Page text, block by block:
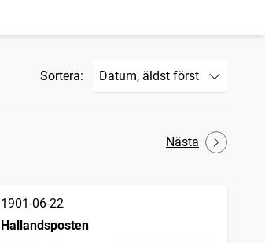
Sortera:
Nästa
1901-06-22
Hallandsposten